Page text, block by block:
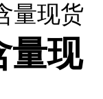
量现货
量现